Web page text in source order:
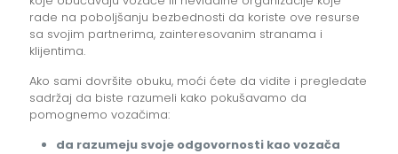
rade na poboljšanju bezbednosti da koriste ove resurse
sa svojim partnerima, zainteresovanim stranama i
klijentima.
Ako sami dovršite obuku, moći ćete da vidite i pregledate
sadržaj da biste razumeli kako pokušavamo da
pomognemo vozačima:
da razumeju svoje odgovornosti kao vozača